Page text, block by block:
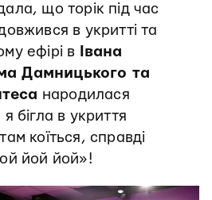
що торік під час
в укритті та
ефірі в
Івана
Дамницького та
народилася
я бігла в укриття
коїться, справді
йой йой»!